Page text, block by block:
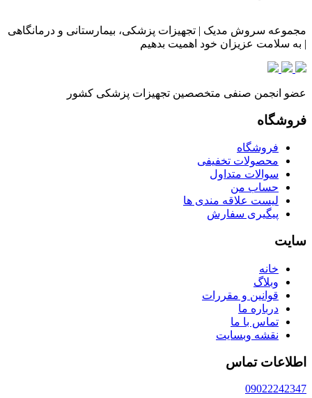
مجموعه سروش مدیک | تجهیزات پزشکی، بیمارستانی و درمانگاهی
| به سلامت عزیزان خود اهمیت بدهیم
عضو انجمن صنفی متخصصین تجهیزات پزشکی کشور
فروشگاه
فروشگاه
محصولات تخفیفی
سوالات متداول
حساب من
لیست علاقه مندی ها
پیگیری سفارش
سایت
خانه
وبلاگ
قوانین و مقررات
درباره ما
تماس با ما
نقشه وبسایت
اطلاعات تماس
09022242347